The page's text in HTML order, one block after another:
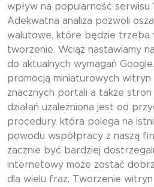
wpływ na popularność serwisu
Adekwatna analiza pozwoli
walutowe, które będzie trzeba
tworzenie. Wciąż nastawiamy
do aktualnych wymagań
promocją miniaturowych witryn
znacznych portali a także
działań uzależniona jest od
procedury, która polega na
powodu współpracy z naszą
zacznie być bardziej
internetowy może zostać
dla wielu fraz. Tworzenie